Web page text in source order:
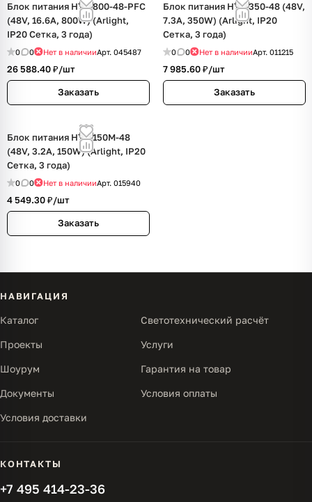
Блок питания HTS-800-48-PFC
(48V, 16.6A, 800W) (Arlight,
IP20 Сетка, 3 года)
0 0 Нет в наличииАрт. 045487
26 588.40 ₽/шт
Заказать
Блок питания HTS-350-48 (48V,
7.3A, 350W) (Arlight, IP20
Сетка, 3 года)
0 0 Нет в наличииАрт. 011215
7 985.60 ₽/шт
Заказать
Блок питания HTS-150M-48
(48V, 3.2A, 150W) (Arlight, IP20
Сетка, 3 года)
0 0 Нет в наличииАрт. 015940
4 549.30 ₽/шт
Заказать
НАВИГАЦИЯ
Каталог Светотехнический расчёт
Проекты Услуги
Шоурум Гарантия на товар
Документы Условия оплаты
Условия доставки
КОНТАКТЫ
+7 495 414-23-36